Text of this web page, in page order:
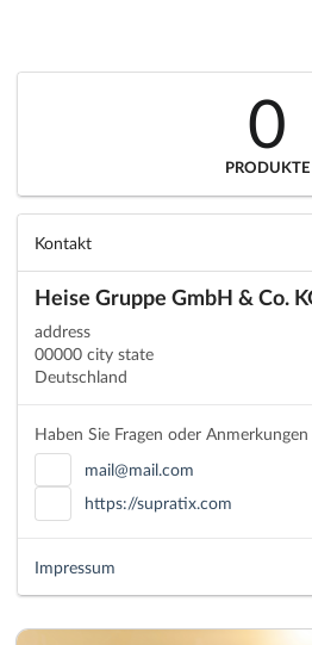
0
PRODUKTE
Kontakt
Heise Gruppe GmbH & Co.
address
00000 city state
Deutschland
Haben Sie Fragen oder
mail@mail.com
https://supratix.com
Impressum